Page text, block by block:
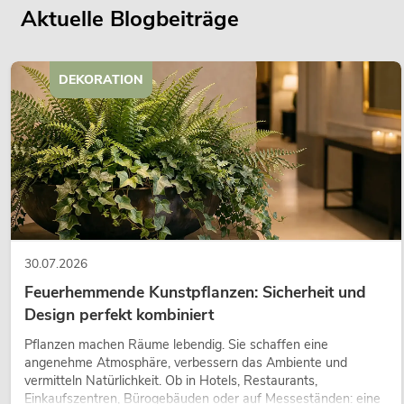
Aktuelle Blogbeiträge
30.07.2026
Feuerhemmende Kunstpflanzen: Sicherheit und
Design perfekt kombiniert
Pflanzen machen Räume lebendig. Sie schaffen eine
angenehme Atmosphäre, verbessern das Ambiente und
vermitteln Natürlichkeit. Ob in Hotels, Restaurants,
Einkaufszentren, Bürogebäuden oder auf Messeständen: eine
DEKORATION